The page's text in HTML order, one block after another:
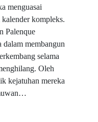
menguasai
kompleks.
Palenque
dalam membangun
selama
Oleh
kejatuhan mereka